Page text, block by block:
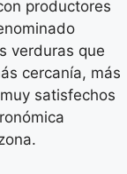
productores
verduras que
cercanía, más
satisfechos